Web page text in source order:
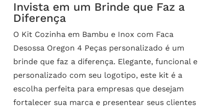
Invista em um Brinde que Faz a
Diferença
O Kit Cozinha em Bambu e Inox com Faca
Desossa Oregon 4 Peças personalizado é um
brinde que faz a diferença. Elegante, funcional e
personalizado com seu logotipo, este kit é a
escolha perfeita para empresas que desejam
fortalecer sua marca e presentear seus clientes